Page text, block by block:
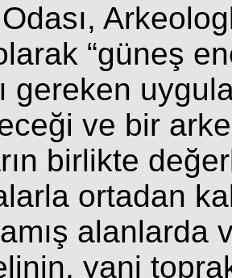
“güneş
gereken
ve bir
birlikte
ortadan
alanlarda
yani